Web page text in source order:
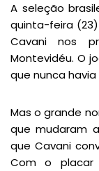
A seleção
quinta-feira
Cavani nos
Montevidéu. O
que nunca
Mas o grande
que mudaram
que Cavani
Com o placar